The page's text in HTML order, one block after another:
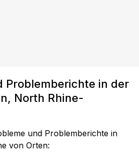
Problemberichte in der
North Rhine-
und Problemberichte in
von Orten: